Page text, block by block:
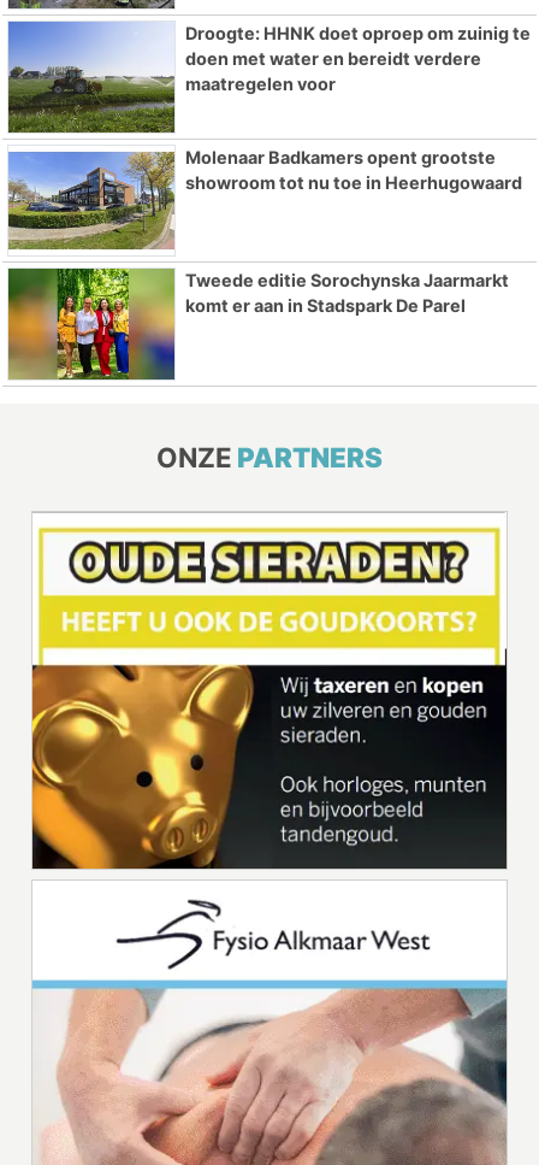
Droogte: HHNK doet oproep om zuinig te
doen met water en bereidt verdere
maatregelen voor
Molenaar Badkamers opent grootste
showroom tot nu toe in Heerhugowaard
Tweede editie Sorochynska Jaarmarkt
komt er aan in Stadspark De Parel
ONZE PARTNERS